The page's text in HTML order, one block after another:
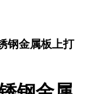
钢金属板上打